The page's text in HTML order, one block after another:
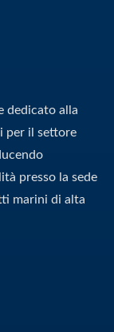
dedicato alla
per il settore
presso la sede
marini di alta